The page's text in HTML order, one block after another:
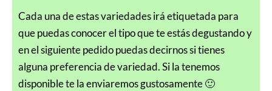
Cada una de estas variedades irá etiquetada para
que puedas conocer el tipo que te estás degustando y
en el siguiente pedido puedas decirnos si tienes
alguna preferencia de variedad. Si la tenemos
disponible te la enviaremos gustosamente 🙂